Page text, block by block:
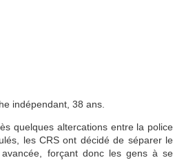
indépendant, 38 ans.
quelques altercations entre la police
les CRS ont décidé de séparer le
forçant donc les gens à se